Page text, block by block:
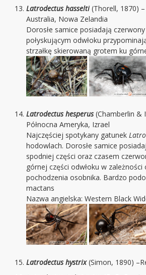
Latrodectus hasselti(Thorell, 1870) –
Australia, Nowa Zelandia
Dorosłe samice posiadają
połyskującym odwłoku
strzałkę skierowaną grotem ku
Latrodectus hesperus(Chamberlin &
Północna Ameryka, Izrael
Najczęściej spotykany gatunek
hodowlach. Dorosłe samice
spodniej części oraz czasem
górnej części odwłoku w zależności
pochodzenia osobnika. Bardzo
mactans
Nazwa angielska: Western Black
Latrodectus hystrix(Simon, 1890)